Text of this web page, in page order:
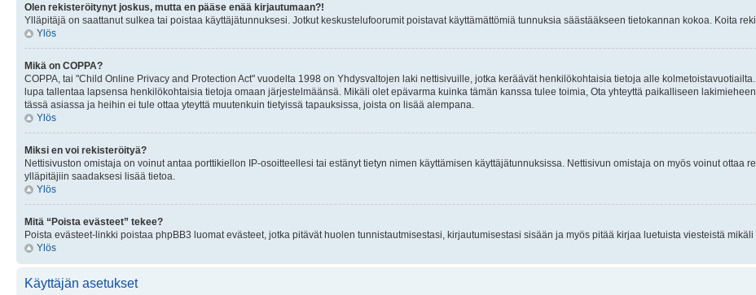
Olen rekisteröitynyt joskus, mutta en pääse enää kirjautumaan?!
Ylläpitäjä on saattanut sulkea tai poistaa käyttäjätunnuksesi. Jotkut keskustelufoorumit poistavat käyttämättömiä tunnuksia säästääkseen tietokannan kokoa. Koita
Ylös
Mikä on COPPA?
COPPA, tai "Child Online Privacy and Protection Act" vuodelta 1998 on Yhdysvaltojen laki nettisivuille, jotka keräävät henkilökohtaisia tietoja alle
lupa tallentaa lapsensa henkilökohtaisia tietoja omaan järjestelmäänsä. Mikäli olet epävarma kuinka tämän kanssa tulee toimia, Ota yhteyttä paikalliseen
tässä asiassa ja heihin ei tule ottaa yteyttä muutenkuin tietyissä tapauksissa, joista on lisää alempana.
Ylös
Miksi en voi rekisteröityä?
Nettisivuston omistaja on voinut antaa porttikiellon IP-osoitteellesi tai estänyt tietyn nimen käyttämisen käyttäjätunnuksissa. Nettisivun omistaja on myös voinut ottaa
ylläpitäjiin saadaksesi lisää tietoa.
Ylös
Mitä “Poista evästeet” tekee?
Poista evästeet-linkki poistaa phpBB3 luomat evästeet, jotka pitävät huolen tunnistautmisestasi, kirjautumisestasi sisään ja myös pitää kirjaa luetuista viesteistä
Ylös
Käyttäjän asetukset